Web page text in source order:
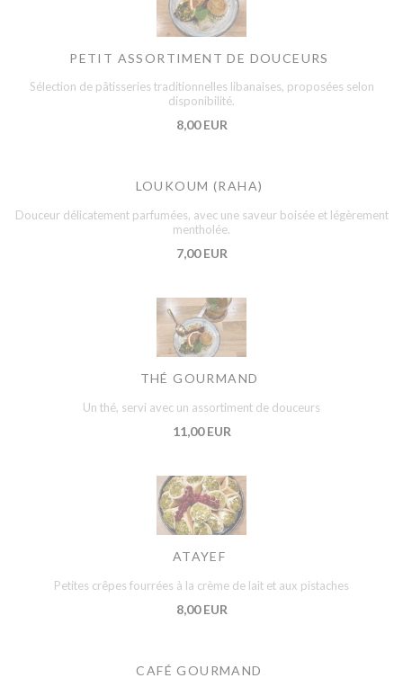
PETIT ASSORTIMENT DE DOUCEURS
Sélection de pâtisseries traditionnelles libanaises, proposées selon
disponibilité.
8,00 EUR
LOUKOUM (RAHA)
Douceur délicatement parfumées, avec une saveur boisée et légèrement
mentholée.
7,00 EUR
THÉ GOURMAND
Un thé, servi avec un assortiment de douceurs
11,00 EUR
ATAYEF
Petites crêpes fourrées à la crème de lait et aux pistaches
8,00 EUR
CAFÉ GOURMAND